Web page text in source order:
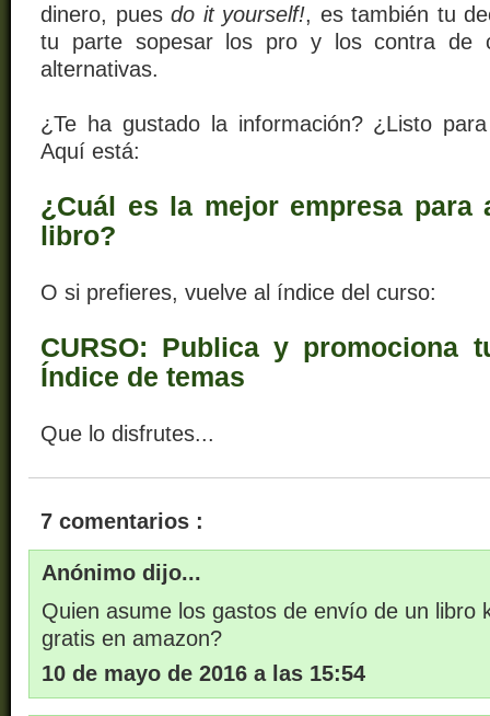
dinero, puesdo it yourself!, es también tu
tu parte sopesar los pro y los contra de
alternativas.
¿Te ha gustado la información? ¿Listo
Aquí está:
¿Cuál es la mejor empresa para
libro?
O si prefieres, vuelve al índice del curso:
CURSO: Publica y promociona
Índice de temas
Que lo disfrutes...
7 comentarios :
Anónimo dijo...
Quien asume los gastos de envío de un libro
gratis en amazon?
10 de mayo de 2016 a las 15:54